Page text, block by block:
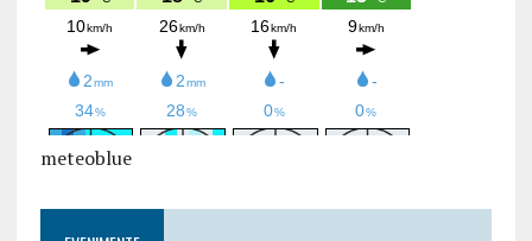
meteoblue